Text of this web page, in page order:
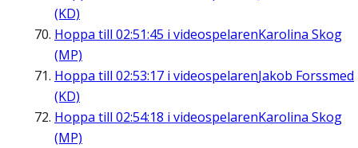
(KD)
Hoppa till 02:51:45 i videospelarenKarolina Skog
(MP)
Hoppa till 02:53:17 i videospelarenJakob Forssmed
(KD)
Hoppa till 02:54:18 i videospelarenKarolina Skog
(MP)